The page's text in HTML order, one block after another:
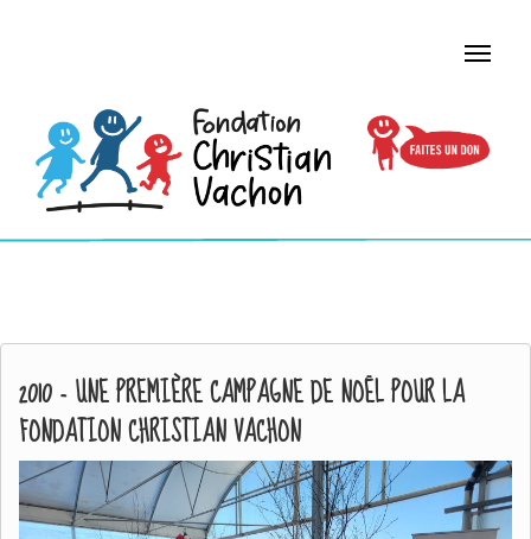
2010 - UNE PREMIÈRE CAMPAGNE DE NOËL POUR LA
FONDATION CHRISTIAN VACHON